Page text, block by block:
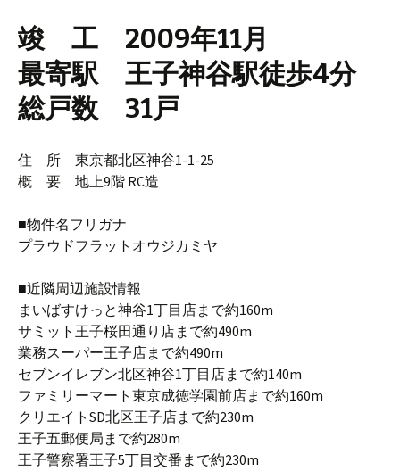
竣 工 2009年11月
最寄駅 王子神谷駅徒歩4分
総戸数 31戸
住 所 東京都北区神谷1-1-25
概 要 地上9階 RC造
■物件名フリガナ
プラウドフラットオウジカミヤ
■近隣周辺施設情報
まいばすけっと神谷1丁目店まで約160m
サミット王子桜田通り店まで約490m
業務スーパー王子店まで約490m
セブンイレブン北区神谷1丁目店まで約140m
ファミリーマート東京成徳学園前店まで約160m
クリエイトSD北区王子店まで約230m
王子五郵便局まで約280m
王子警察署王子5丁目交番まで約230m